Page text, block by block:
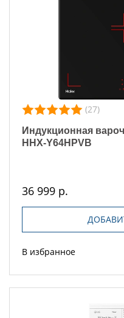
(27)
Индукционная
HHX-Y64HPVB
36 999 р.
В избранное